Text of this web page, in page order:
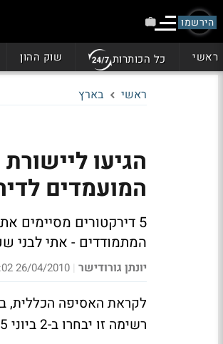
הירשמו
ראשי כל הכותרות שוק ההון
ראשי בארץ
המועמדים
5 דירקטורים מסיימים
המתמודדים - אתי לבני
יונתן גורודישר |
26/04/2010 15:02
לקראת האסיפה הכללית,
רשימה זו יבחרו ב-2 ביוני 5 מועמדים לאיוש דירקטוריון הבנק.